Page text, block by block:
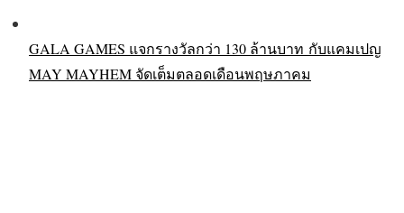
GALA GAMES แจกรางวัลกว่า 130 ล้านบาท กับแคมเปญ
MAY MAYHEM จัดเต็มตลอดเดือนพฤษภาคม